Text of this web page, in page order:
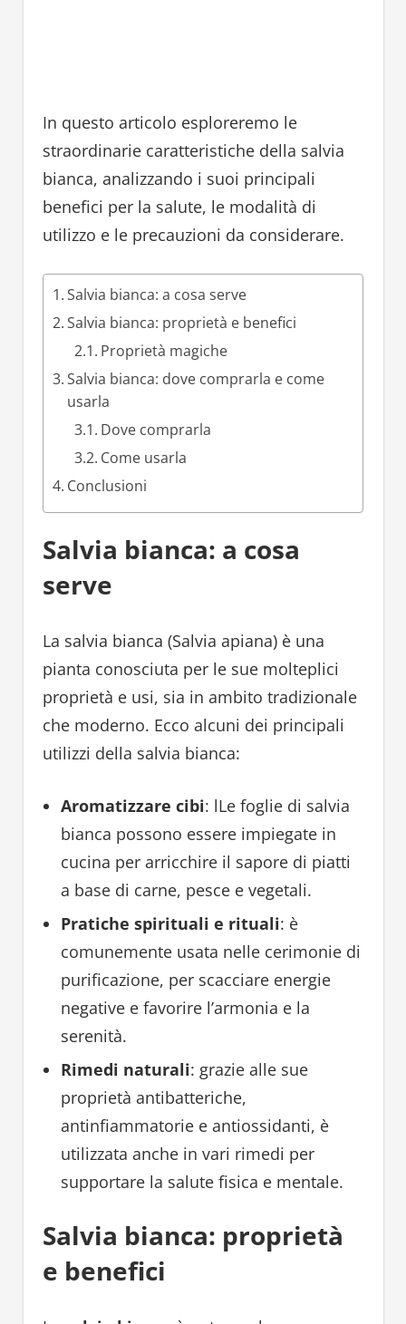
In questo articolo esploreremo le
straordinarie caratteristiche della salvia
bianca, analizzando i suoi principali
benefici per la salute, le modalità di
utilizzo e le precauzioni da considerare.
Salvia bianca: a cosa serve
Salvia bianca: proprietà e benefici
Proprietà magiche
Salvia bianca: dove comprarla e come
usarla
Dove comprarla
Come usarla
Conclusioni
Salvia bianca: a cosa
serve
La salvia bianca (Salvia apiana) è una
pianta conosciuta per le sue molteplici
proprietà e usi, sia in ambito tradizionale
che moderno. Ecco alcuni dei principali
utilizzi della salvia bianca:
Aromatizzare cibi: lLe foglie di salvia
bianca possono essere impiegate in
cucina per arricchire il sapore di piatti
a base di carne, pesce e vegetali.
Pratiche spirituali e rituali: è
comunemente usata nelle cerimonie di
purificazione, per scacciare energie
negative e favorire l’armonia e la
serenità.
Rimedi naturali: grazie alle sue
proprietà antibatteriche,
antinfiammatorie e antiossidanti, è
utilizzata anche in vari rimedi per
supportare la salute fisica e mentale.
Salvia bianca: proprietà
e benefici